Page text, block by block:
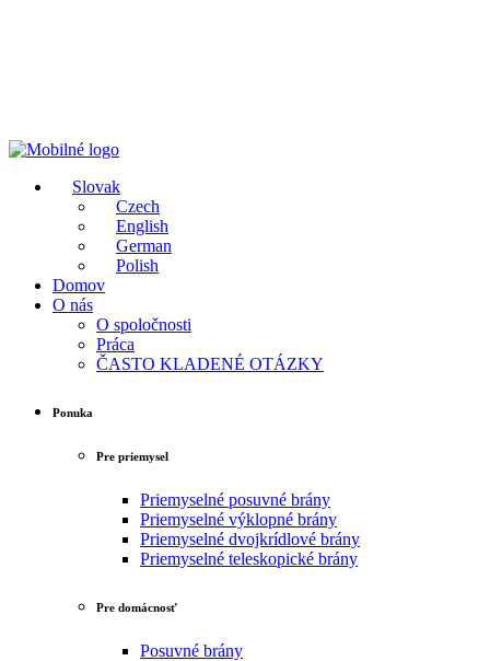
Slovak
Czech
English
German
Polish
Domov
O nás
O spoločnosti
Práca
ČASTO KLADENÉ OTÁZKY
Ponuka
Pre priemysel
Priemyselné posuvné brány
Priemyselné výklopné brány
Priemyselné dvojkrídlové brány
Priemyselné teleskopické brány
Pre domácnosť
Posuvné brány